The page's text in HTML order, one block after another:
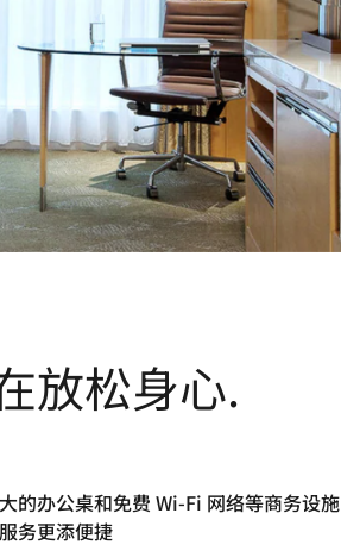
放松身心.
的办公桌和免费 Wi-Fi 网络等商务设施
务更添便捷